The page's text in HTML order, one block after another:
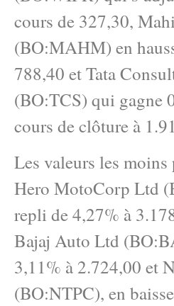
cours de 327,30,
(BO:MAHM) en
788,40 et Tata
(BO:TCS) qui gagne
cours de clôture à
Les valeurs les
Hero MotoCorp Ltd
repli de 4,27% à
Bajaj Auto Ltd
3,11% à 2.724,00 et
(BO:NTPC), en